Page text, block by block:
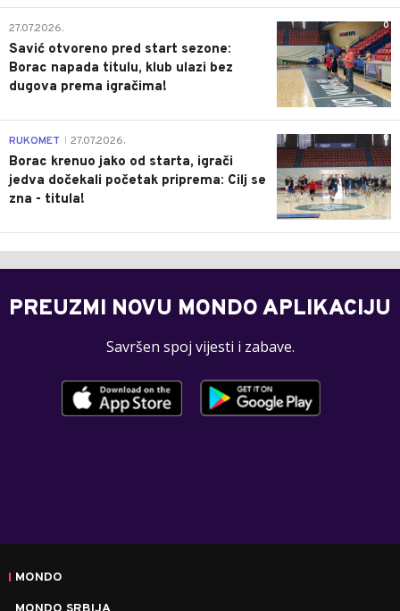
0
27.07.2026.
Savić otvoreno pred start sezone:
Borac napada titulu, klub ulazi bez
dugova prema igračima!
0
RUKOMET 27.07.2026.
Borac krenuo jako od starta, igrači
jedva dočekali početak priprema: Cilj se
zna - titula!
PREUZMI NOVU MONDO APLIKACIJU
Savršen spoj vijesti i zabave.
MONDO